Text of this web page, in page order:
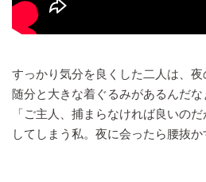
すっかり気分を良くした二人は、夜
随分と大きな着ぐるみがあるんだな
「ご主人、捕まらなければ良いの
してしまう私。夜に会ったら腰抜か